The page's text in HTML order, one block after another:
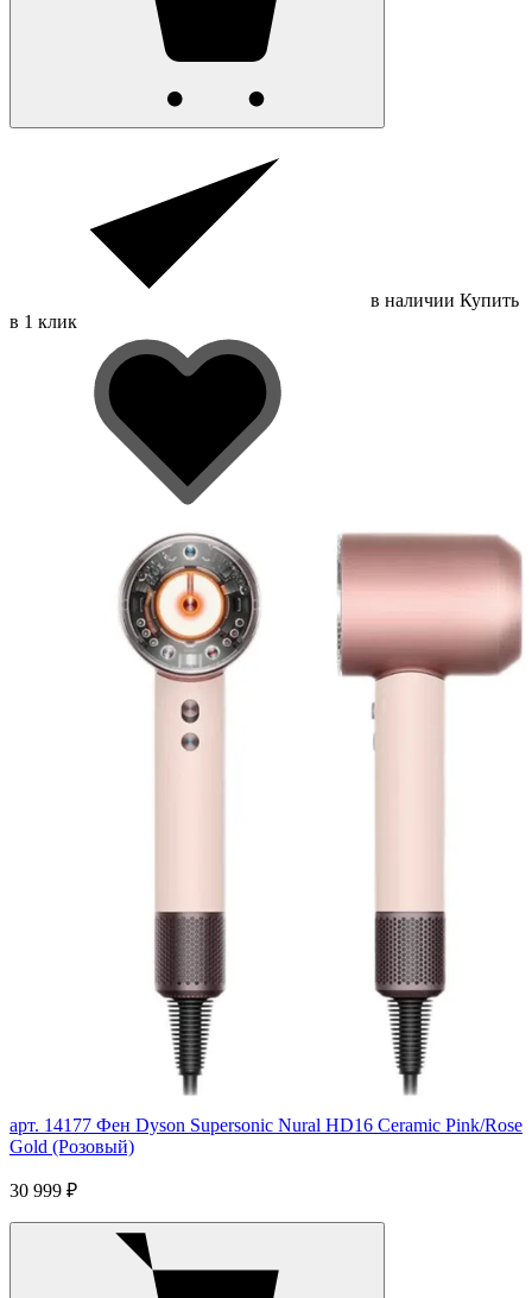
в наличии Купить
в 1 клик
арт. 14177 Фен Dyson Supersonic Nural HD16 Ceramic Pink/Rose
Gold (Розовый)
30 999 ₽